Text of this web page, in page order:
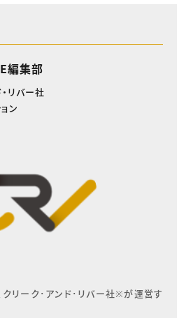
編集部
リバー社
ン
リーク･アンド･リバー社※が運営す